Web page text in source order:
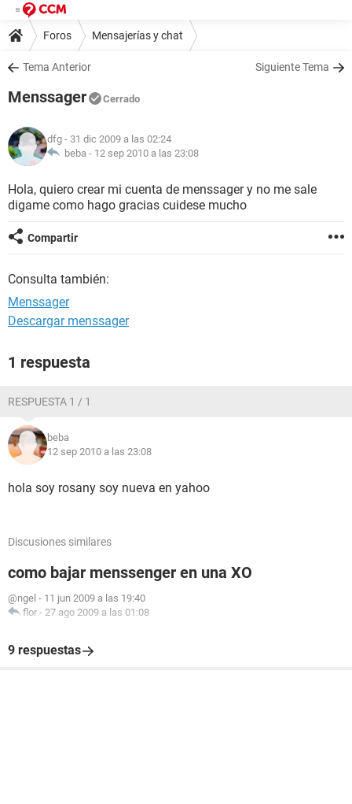
Foros Mensajerías y chat
Tema Anterior Siguiente Tema
Menssager Cerrado
dfg - 31 dic 2009 a las 02:24
beba - 12 sep 2010 a las 23:08
Hola, quiero crear mi cuenta de menssager y no me sale
digame como hago gracias cuidese mucho
Compartir
Consulta también:
Menssager
Descargar menssager
1 respuesta
RESPUESTA 1 / 1
beba
12 sep 2010 a las 23:08
hola soy rosany soy nueva en yahoo
Discusiones similares
como bajar menssenger en una XO
@ngel - 11 jun 2009 a las 19:40
flor - 27 ago 2009 a las 01:08
9 respuestas